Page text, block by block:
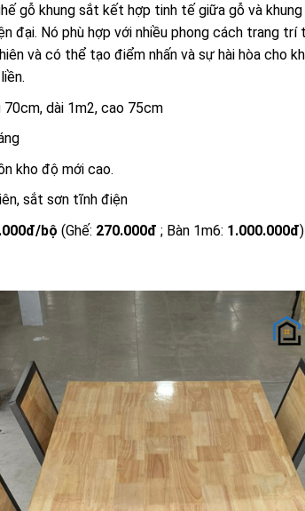
gỗ khung sắt kết hợp tinh tế giữa gỗ và
đại. Nó phù hợp với nhiều phong cách trang trí
và có thể tạo điểm nhấn và sự hài hòa cho
dài 1m2, cao 75cm
kho độ mới cao.
sắt sơn tĩnh điện
bộ (Ghế: 270.000đ ; Bàn 1m6: 1.000.000đ)